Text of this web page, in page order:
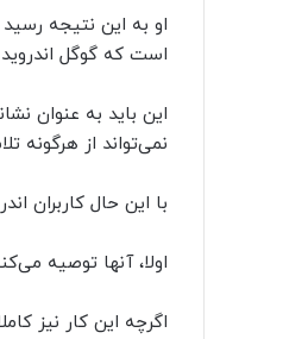
او به این نتیجه
است که گوگل اندروید
این باید به عنوان
نمی‌تواند از هرگونه
با این حال کاربران
اولا، آنها توصیه
اگرچه این کار نیز